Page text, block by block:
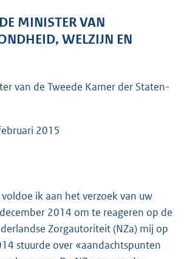
e
:
b
MINISTER VAN
WELZIJN EN
van de Tweede Kamer der Staten-
2015
ik aan het verzoek van uw
2014 om te reageren op de
Zorgautoriteit (NZa) mij op
stuurde over «aandachtspunten